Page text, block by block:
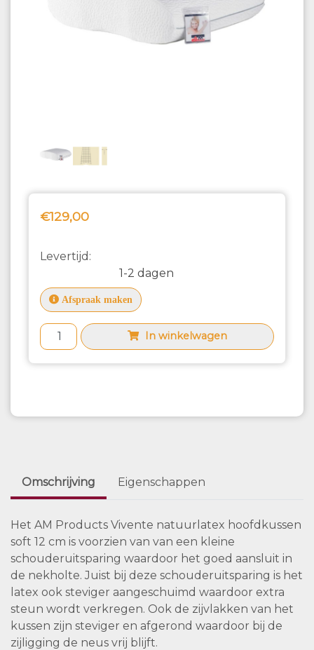
€129,00
Levertijd:
1-2 dagen
Afspraak maken
In winkelwagen
Omschrijving Eigenschappen
Het AM Products Vivente natuurlatex hoofdkussen
soft 12 cm is voorzien van van een kleine
schouderuitsparing waardoor het goed aansluit in
de nekholte. Juist bij deze schouderuitsparing is het
latex ook steviger aangeschuimd waardoor extra
steun wordt verkregen. Ook de zijvlakken van het
kussen zijn steviger en afgerond waardoor bij de
zijligging de neus vrij blijft.